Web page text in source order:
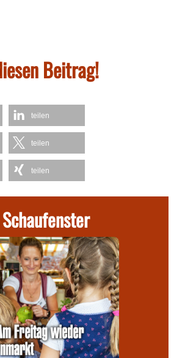
Beitrag!
teilen
teilen
teilen
Schaufenster